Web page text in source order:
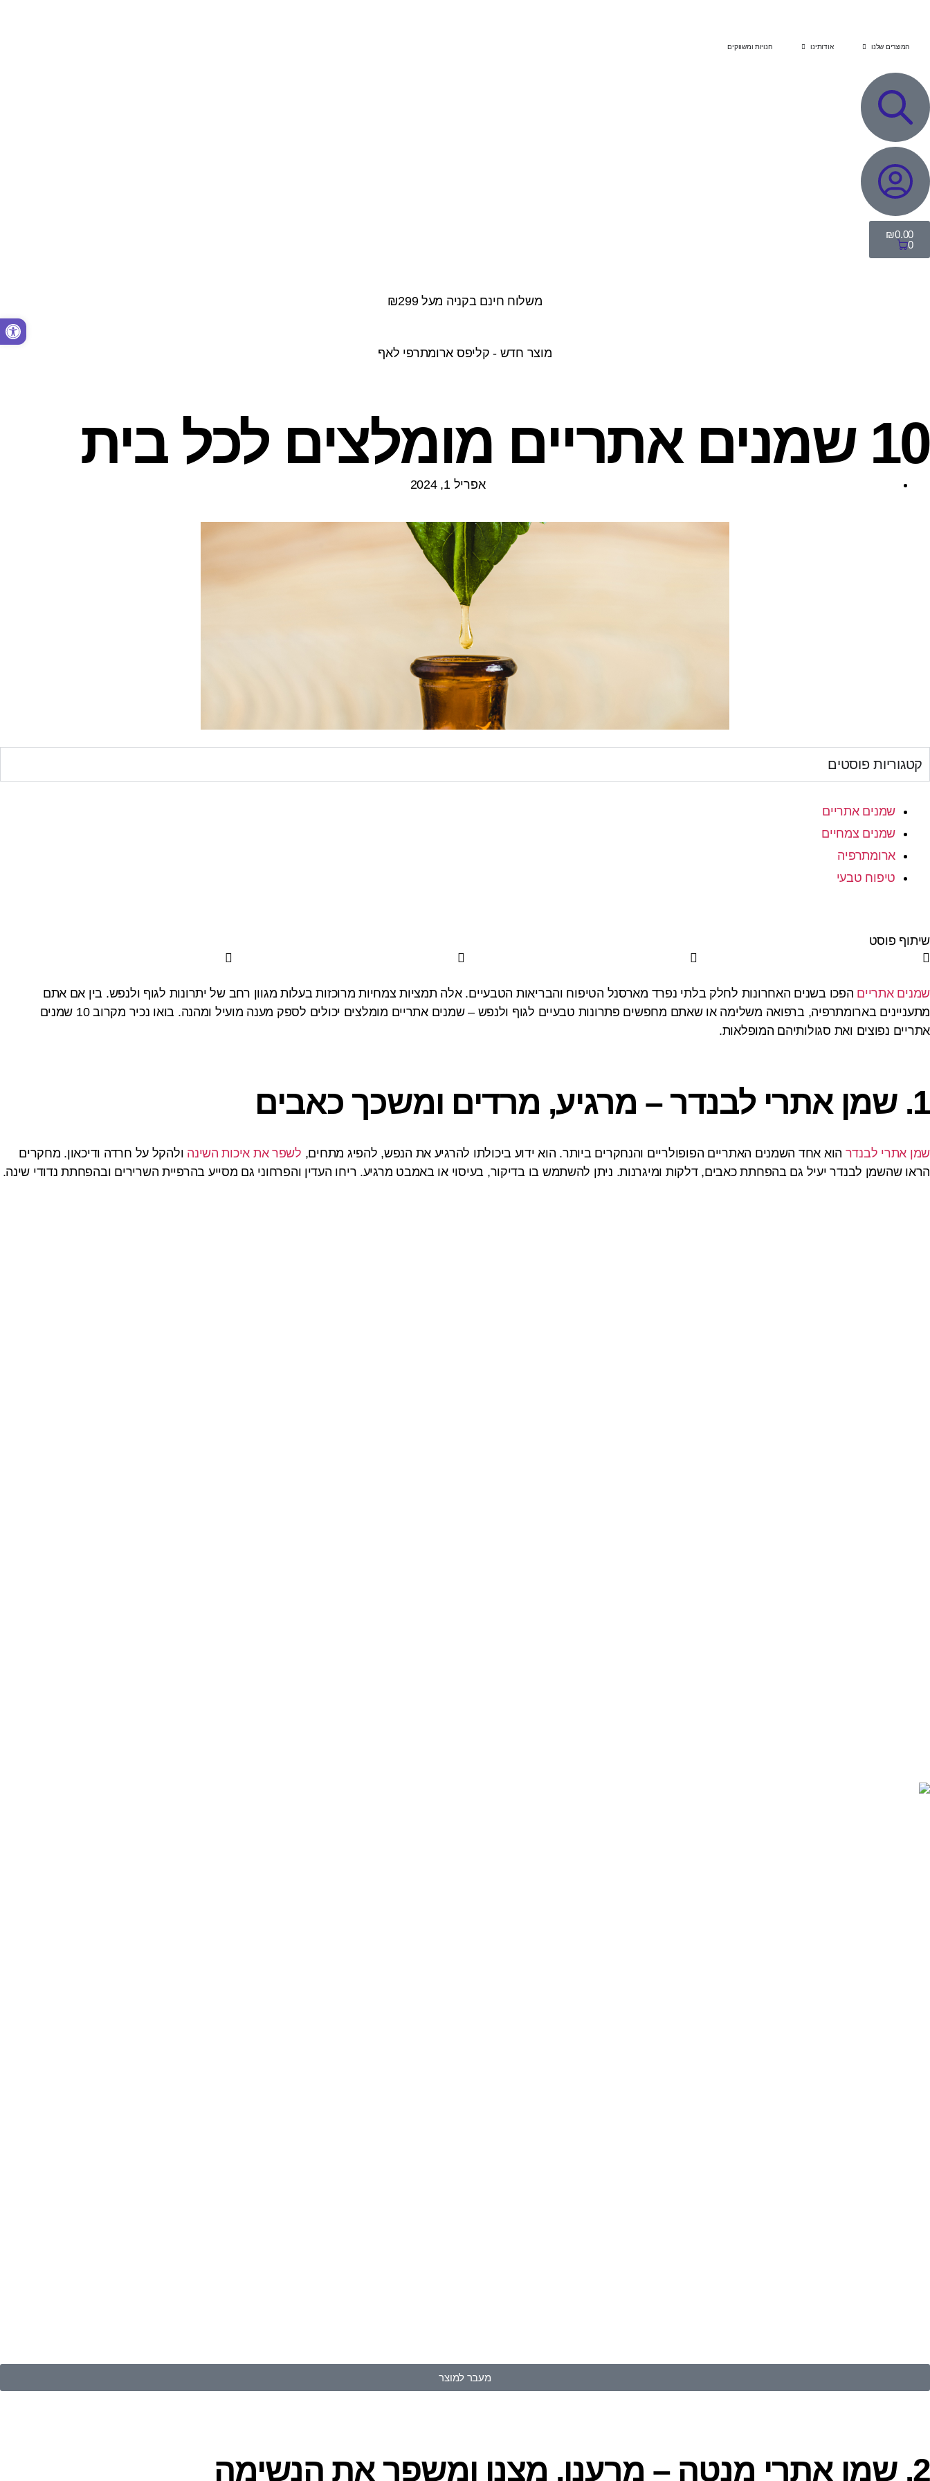
המוצרים שלנו אודותינו חנויות ומשווקים
₪0.00
0
משלוח חינם בקניה מעל ₪299
מוצר חדש - קליפס ארומתרפי לאף
10 שמנים אתריים מומלצים לכל בית
אפריל 1, 2024
קטגוריות פוסטים
שמנים אתריים
שמנים צמחיים
ארומתרפיה
טיפוח טבעי
שיתוף פוסט
שמנים אתריים הפכו בשנים האחרונות לחלק בלתי נפרד מארסנל הטיפוח והבריאות הטבעיים. אלה תמציות צמחיות מרוכזות בעלות מגוון רחב של יתרונות לגוף ולנפש. בין אם אתם
מתעניינים בארומתרפיה, ברפואה משלימה או שאתם מחפשים פתרונות טבעיים לגוף ולנפש – שמנים אתריים מומלצים יכולים לספק מענה מועיל ומהנה. בואו נכיר מקרוב 10 שמנים
אתריים נפוצים ואת סגולותיהם המופלאות.
1. שמן אתרי לבנדר – מרגיע, מרדים ומשכך כאבים
שמן אתרי לבנדר הוא אחד השמנים האתריים הפופולריים והנחקרים ביותר. הוא ידוע ביכולתו להרגיע את הנפש, להפיג מתחים, לשפר את איכות השינה ולהקל על חרדה ודיכאון. מחקרים
הראו שהשמן לבנדר יעיל גם בהפחתת כאבים, דלקות ומיגרנות. ניתן להשתמש בו בדיקור, בעיסוי או באמבט מרגיע. ריחו העדין והפרחוני גם מסייע בהרפיית השרירים ובהפחתת נדודי שינה.
מעבר למוצר
2. שמן אתרי מנטה – מרענן, מצנן ומשפר את הנשימה
פתח סרגל נגישות